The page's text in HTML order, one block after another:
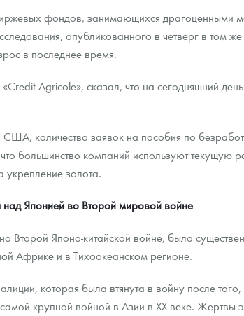
фондов, занимающихся драгоценными
опубликованного в четверг в том
в последнее время.
Agricole», сказал, что на сегодняшний
количество заявок на пособия по
большинство компаний используют текущую
укрепление золота.
над Японией во Второй мировой войне
Второй Японо-китайской войне, было
Африке и в Тихоокеанском регионе.
которая была втянута в войну после
крупной войной в Азии в ХХ веке. Жертвы